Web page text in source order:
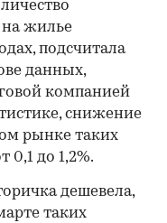
на жилье
подсчитала
данных,
компанией
снижение
рынке таких
0,1 до 1,2%.
дешевела,
таких